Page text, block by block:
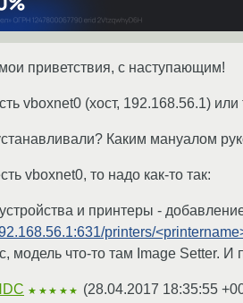
приветствия, с наступающим!
vboxnet0 (хост, 192.168.56.1)
Каким мануалом
vboxnet0, то надо как-то так:
и принтеры -
printers/
модель что-то там Image Setter. И
★★★★★ (28.04.2017 18:35:55